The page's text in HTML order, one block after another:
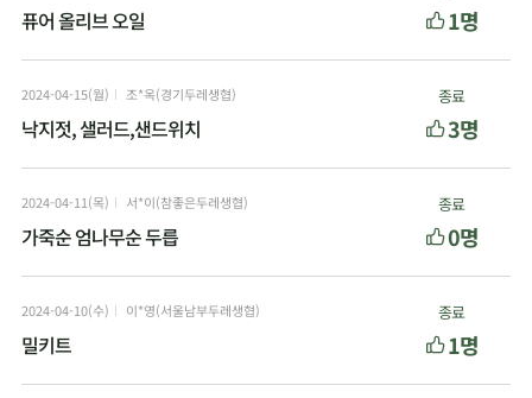
퓨어 올리브 오일 1명
2024-04-15(월) 조*옥(경기두레생협)
낙지젓, 샐러드,샌드위치
종료
3명
2024-04-11(목) 서*이(참좋은두레생협)
가죽순 엄나무순 두릅
종료
0명
2024-04-10(수) 이*영(서울남부두레생협)
밀키트
종료
1명